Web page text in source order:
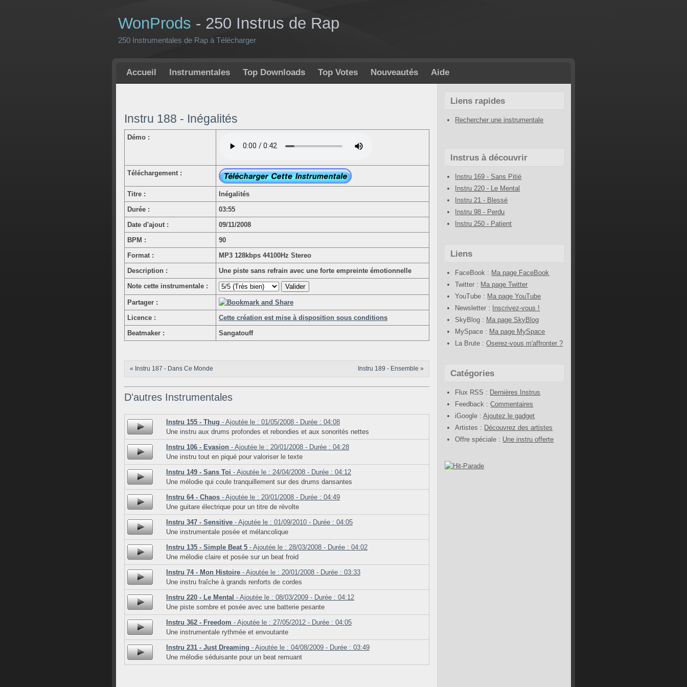
WonProds - 250 Instrus de Rap
250 Instrumentales de Rap à Télécharger
Accueil Instrumentales Top Downloads Top Votes Nouveautés Aide
Instru 188 - Inégalités
Démo :
Téléchargement :
Titre :
Inégalités
Durée :
03:55
Date d'ajout :
09/11/2008
BPM :
90
Format :
MP3 128kbps 44100Hz Stereo
Description :
Une piste sans refrain avec une forte empreinte émotionnelle
Note cette instrumentale :
Partager :
Licence :
Cette création est mise à disposition sous conditions
Beatmaker :
Sangatouff
« Instru 187 - Dans Ce Monde Instru 189 - Ensemble »
D'autres Instrumentales
Instru 155 - Thug - Ajoutée le : 01/05/2008 - Durée : 04:08
Une instru aux drums profondes et rebondies et aux sonorités nettes
Instru 106 - Evasion - Ajoutée le : 20/01/2008 - Durée : 04:28
Une instru tout en piqué pour valoriser le texte
Instru 149 - Sans Toi - Ajoutée le : 24/04/2008 - Durée : 04:12
Une mélodie qui coule tranquillement sur des drums dansantes
Instru 64 - Chaos - Ajoutée le : 20/01/2008 - Durée : 04:49
Une guitare électrique pour un titre de révolte
Instru 347 - Sensitive - Ajoutée le : 01/09/2010 - Durée : 04:05
Une instrumentale posée et mélancolique
Instru 135 - Simple Beat 5 - Ajoutée le : 28/03/2008 - Durée : 04:02
Une mélodie claire et posée sur un beat froid
Instru 74 - Mon Histoire - Ajoutée le : 20/01/2008 - Durée : 03:33
Une instru fraîche à grands renforts de cordes
Instru 220 - Le Mental - Ajoutée le : 08/03/2009 - Durée : 04:12
Une piste sombre et posée avec une batterie pesante
Instru 362 - Freedom - Ajoutée le : 27/05/2012 - Durée : 04:05
Une instrumentale rythmée et envoutante
Instru 231 - Just Dreaming - Ajoutée le : 04/08/2009 - Durée : 03:49
Une mélodie séduisante pour un beat remuant
Liens rapides
Rechercher une instrumentale
Instrus à découvrir
Instru 169 - Sans Pitié
Instru 220 - Le Mental
Instru 21 - Blessé
Instru 98 - Perdu
Instru 250 - Patient
Liens
FaceBook : Ma page FaceBook
Twitter : Ma page Twitter
YouTube : Ma page YouTube
Newsletter :
Inscrivez-vous !
SkyBlog : Ma page SkyBlog
MySpace : Ma page MySpace
La Brute :Oserez-vous m'affronter ?
Catégories
Flux RSS : Dernières Instrus
Feedback :Commentaires
iGoogle :Ajoutez le gadget
Artistes : Découvrez des artistes
Offre spéciale : Une instru offerte